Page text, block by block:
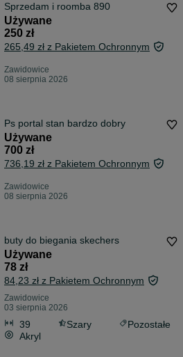
Sprzedam i roomba 890
Używane
250 zł
265,49 zł z Pakietem Ochronnym
Zawidowice
08 sierpnia 2026
Ps portal stan bardzo dobry
Używane
700 zł
736,19 zł z Pakietem Ochronnym
Zawidowice
08 sierpnia 2026
buty do biegania skechers
Używane
78 zł
84,23 zł z Pakietem Ochronnym
Zawidowice
03 sierpnia 2026
39 Szary
Pozostałe
Akryl